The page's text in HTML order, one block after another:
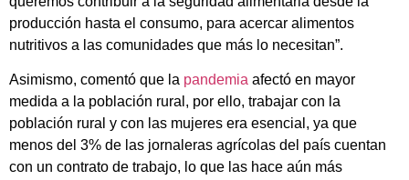
producción hasta el consumo, para acercar alimentos
nutritivos a las comunidades que más lo necesitan”.
Asimismo, comentó que la pandemia afectó en mayor
medida a la población rural, por ello, trabajar con la
población rural y con las mujeres era esencial, ya que
menos del 3% de las jornaleras agrícolas del país cuentan
con un contrato de trabajo, lo que las hace aún más